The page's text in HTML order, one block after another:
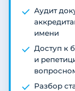
Аудит
имени
Доступ к
и
Разбор